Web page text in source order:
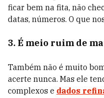
ficar bem na fita, não
datas, números. O que
3. É meio ruim de
Também não é muito
acerte nunca. Mas ele
complexos e dados